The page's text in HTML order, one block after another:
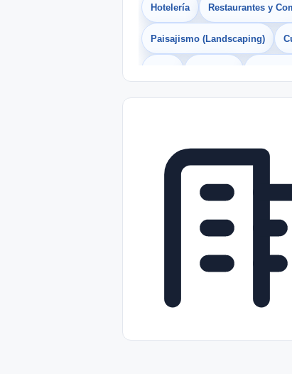
Hotelería Restaurantes y
Paisajismo (Landscaping)
Freelance Prácticas
Telecomunicaciones